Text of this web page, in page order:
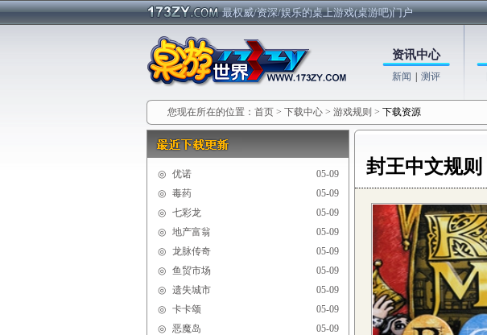
最权威/资深/娱乐的桌上游戏(桌游吧)门户
资讯中心
新闻 测评
您现在所在的位置： 首页 > 下载中心 > 游戏规则 > 下载资源
05-09
◎ 优诺
05-09
◎ 毒药
05-09
◎ 七彩龙
05-09
◎ 地产富翁
05-09
◎ 龙脉传奇
05-09
◎ 鱼贸市场
05-09
◎ 遗失城市
05-09
◎ 卡卡颂
05-09
◎ 恶魔岛
封王中文规则